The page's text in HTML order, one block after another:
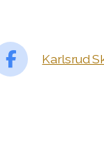
Karlsrud